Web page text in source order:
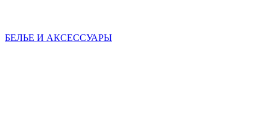
БЕЛЬЕ И АКСЕССУАРЫ